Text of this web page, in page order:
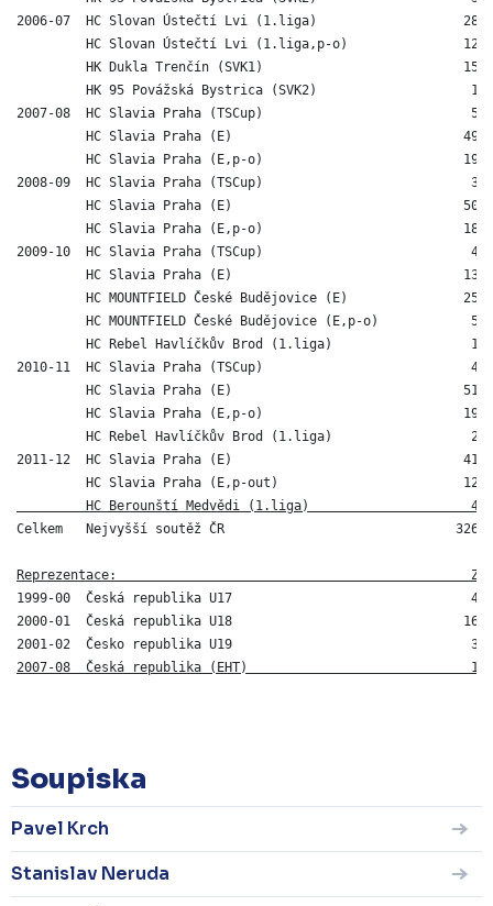
2006-07  HC Slovan Ústečtí Lvi (1.liga)                   28
HC Slovan Ústečtí Lvi (1.liga,p-o)               12
HK Dukla Trenčín (SVK1)                          15
HK 95 Povážská Bystrica (SVK2)                    1
2007-08  HC Slavia Praha (TSCup)                           5
HC Slavia Praha (E)                              49
HC Slavia Praha (E,p-o)                          19
2008-09  HC Slavia Praha (TSCup)                           3
HC Slavia Praha (E)                              50
HC Slavia Praha (E,p-o)                          18
2009-10  HC Slavia Praha (TSCup)                           4
HC Slavia Praha (E)                              13
HC MOUNTFIELD České Budějovice (E)               25
HC MOUNTFIELD České Budějovice (E,p-o)            5
HC Rebel Havlíčkův Brod (1.liga)                  1
2010-11  HC Slavia Praha (TSCup)                           4
HC Slavia Praha (E)                              51
HC Slavia Praha (E,p-o)                          19
HC Rebel Havlíčkův Brod (1.liga)                  2
2011-12  HC Slavia Praha (E)                              41
HC Slavia Praha (E,p-out)                        12
HC Berounští Medvědi (1.liga)                     4
Celkem   Nejvyšší soutěž ČR                              326 71
Reprezentace:                                              Z  G
1999-00  Česká republika U17                               4
2000-01  Česká republika U18                              16
2001-02  Česko republika U19                               3
2007-08  Česká republika (EHT)                             1
Soupiska
Pavel Krch
Stanislav Neruda